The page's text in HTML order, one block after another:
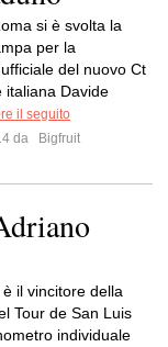
si è svolta la
per la
del nuovo Ct
italiana Davide
il seguito
da
Bigfruit
il vincitore della
Tour de San Luis
individuale